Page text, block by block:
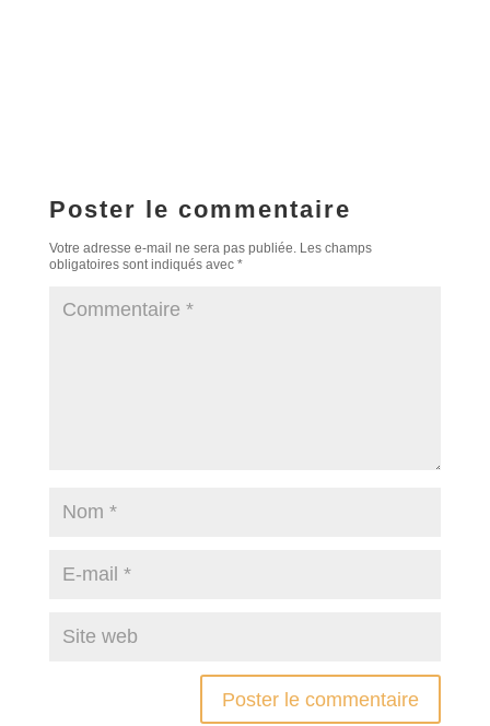
Poster le commentaire
Votre adresse e-mail ne sera pas publiée. Les champs
obligatoires sont indiqués avec *